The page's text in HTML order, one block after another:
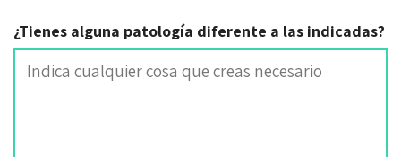
¿Tienes alguna patología diferente a las indicadas?